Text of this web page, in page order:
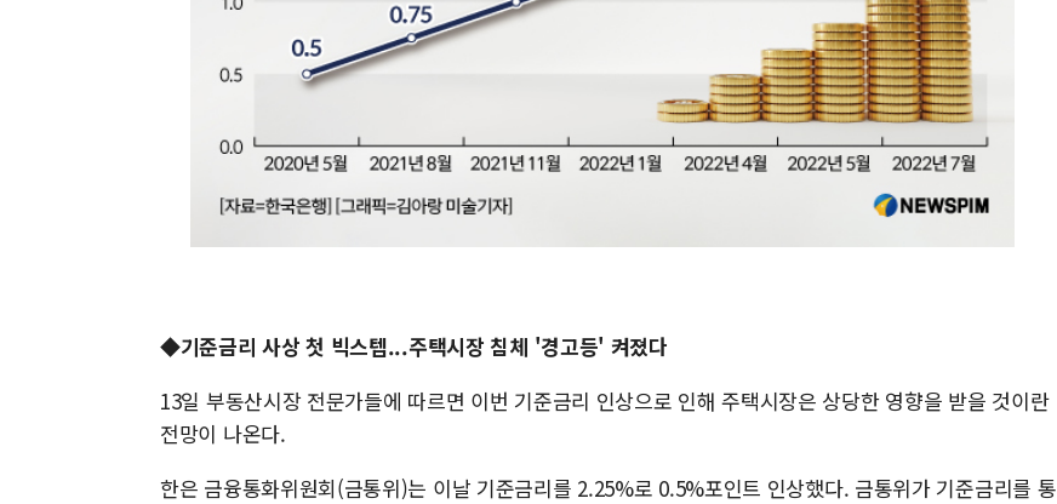
◆기준금리 사상 첫 빅스텝...주택시장 침체 '경고등' 켜졌다
13일 부동산시장 전문가들에 따르면 이번 기준금리 인상으로 인해 주택시장은 상당한 영향을 받을 것이란
전망이 나온다.
한은 금융통화위원회(금통위)는 이날 기준금리를 2.25%로 0.5%포인트 인상했다. 금통위가 기준금리를 통